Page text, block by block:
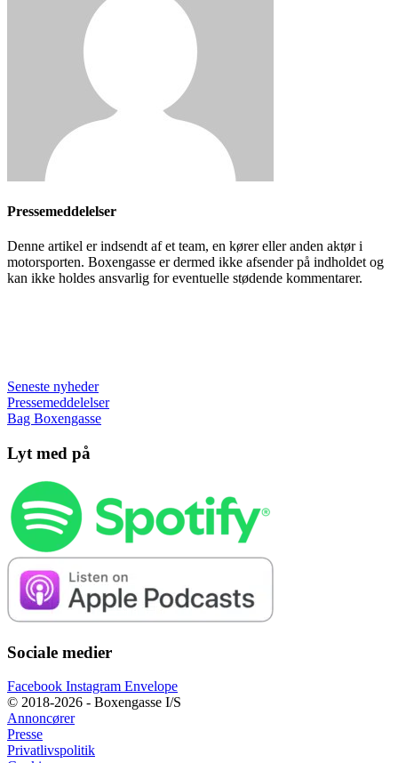
Pressemeddelelser
Denne artikel er indsendt af et team, en kører eller anden aktør i
motorsporten. Boxengasse er dermed ikke afsender på indholdet og
kan ikke holdes ansvarlig for eventuelle stødende kommentarer.
Seneste nyheder
Pressemeddelelser
Bag Boxengasse
Lyt med på
Sociale medier
Facebook Instagram Envelope
© 2018-2026 - Boxengasse I/S
Annoncører
Presse
Privatlivspolitik